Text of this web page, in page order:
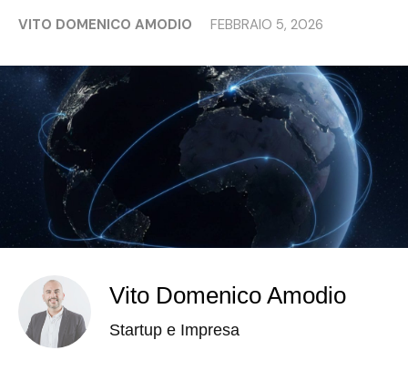
VITO DOMENICO AMODIO FEBBRAIO 5, 2026
Vito Domenico Amodio
Startup e Impresa